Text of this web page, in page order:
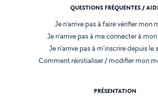
QUESTIONS FRÉQUENTES /
Je n'arrive pas à faire vérifier mon
Je n'arrive pas à me connecter à
Je n'arrive pas à m'inscrire depuis le
Comment réinitialiser / modifier mon
PRÉSENTATION